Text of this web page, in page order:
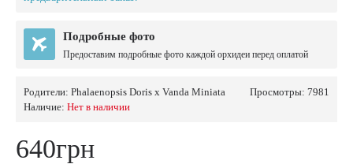
Подробные фото
Предоставим подробные фото каждой орхидеи перед оплатой
Просмотры: 7981
Родители: Phalaenopsis Doris x Vanda Miniata
Наличие: Нет в наличии
640грн